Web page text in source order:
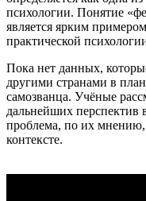
психологии. Понятие
является ярким
практической
Пока нет данных,
другими странами в
самозванца. Учёные
дальнейших перспектив
проблема, по их мнению,
контексте.